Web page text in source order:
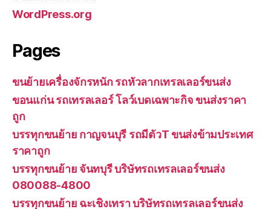
WordPress.org
Pages
ขนย้ายเครื่องจักรหนัก รถหัวลากเทรลเลอร์ขนส่ง
ขอนแก่น รถเทรลเลอร์ โลว์เบดเฉพาะกิจ ขนส่งราคา
ถูก
บรรทุกขนย้าย กาญจนบุรี รถมีตัวT ขนส่งข้ามประเทศ
ราคาถูก
บรรทุกขนย้าย จันทบุรี บริษัทรถเทรลเลอร์ขนส่ง
080088-4800
บรรทุกขนย้าย ฉะเชิงเทรา บริษัทรถเทรลเลอร์ขนส่ง